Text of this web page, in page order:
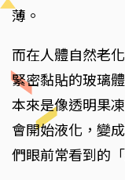
薄。
而在人體自然老
緊密黏貼的玻璃
本來是像透明果
會開始液化，變
們眼前常看到的